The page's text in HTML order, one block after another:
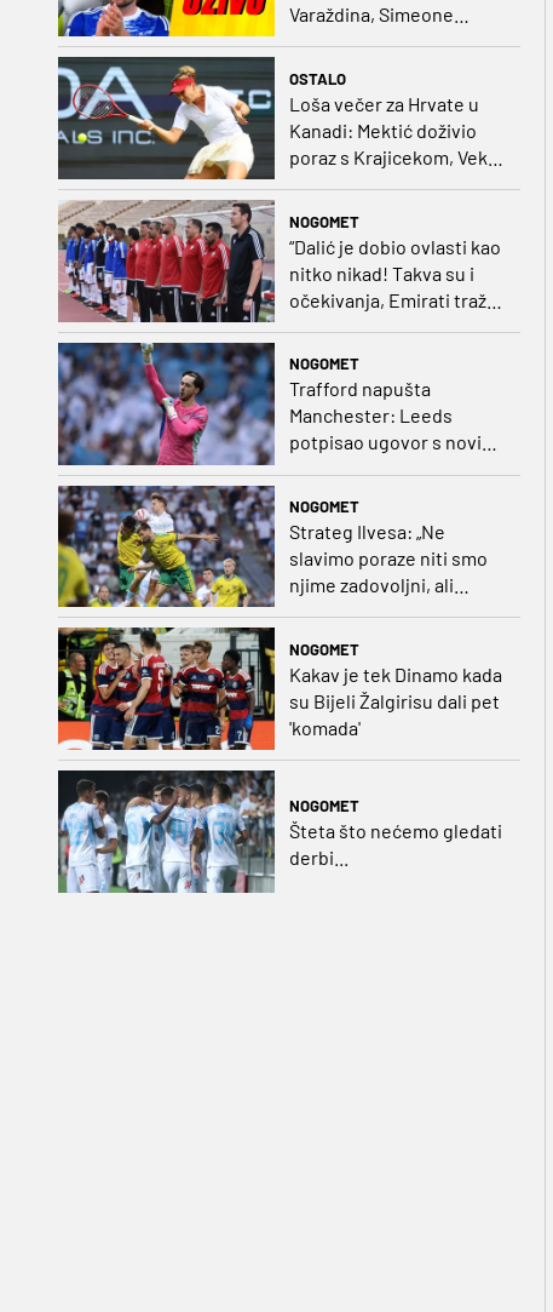
Varaždina, Simeone
dovodi stopera po svom
OSTALO
Loša večer za Hrvate u
Kanadi: Mektić doživio
poraz s Krajicekom, Vekić
poražena u paru sa
NOGOMET
“Dalić je dobio ovlasti kao
nitko nikad! Takva su i
očekivanja, Emirati traže
NOGOMET
Trafford napušta
Manchester: Leeds
potpisao ugovor s novim
NOGOMET
Strateg Ilvesa: „Ne
slavimo poraze niti smo
njime zadovoljni, ali
možemo biti ponosni jer
NOGOMET
Kakav je tek Dinamo kada
su Bijeli Žalgirisu dali pet
'komada'
NOGOMET
Šteta što nećemo gledati
derbi...